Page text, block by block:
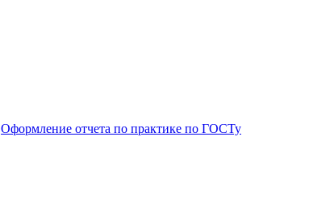
Оформление отчета по практике по ГОСТу